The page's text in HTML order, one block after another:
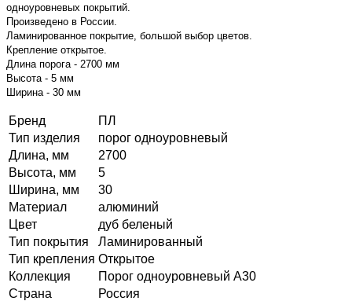
одноуровневых покрытий.
Произведено в России.
Ламинированное покрытие, большой выбор цветов.
Крепление открытое.
Длина порога - 2700 мм
Высота - 5 мм
Ширина - 30 мм
Бренд
ПЛ
Тип изделия
порог одноуровневый
Длина, мм
2700
Высота, мм
5
Ширина, мм
30
Материал
алюминий
Цвет
дуб беленый
Тип покрытия
Ламинированный
Тип крепления Открытое
Коллекция
Порог одноуровневый А30
Страна
Россия